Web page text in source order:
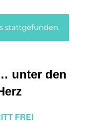
stattgefunden.
unter den
FREI